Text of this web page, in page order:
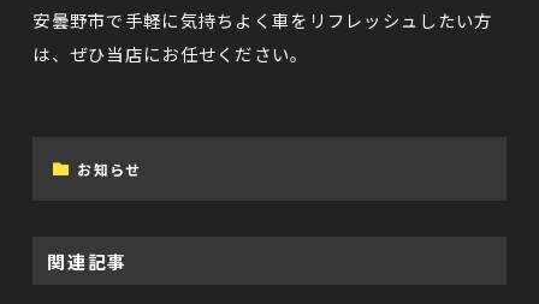
安曇野市で手軽に気持ちよく車をリフレッシュしたい方
は、ぜひ当店にお任せください。
お知らせ
関連記事